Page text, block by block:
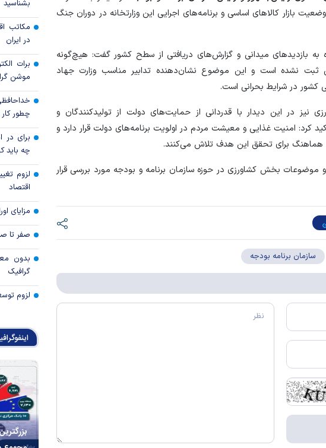
بازار کالا‌های اساسی و برنامه‌های اجرایی این وزارتخانه در دوران جنگ
به بازدید‌های میدانی و گزارش‌های دریافتی از سطح کشور گفت: هیچ‌گونه
ثبت نشده است و این موضوع نشان‌دهنده تدابیر مناسب وزارت جهاد
کشور در شرایط بحرانی است.
نیز در این دیدار با قدردانی از حمایت‌های دولت از تولیدکنندگان و
کرد: امنیت غذایی و معیشت مردم در اولویت برنامه‌های دولت قرار دارد و
هماهنگ برای تحقق این هدف تلاش می‌کنند.
بخش کشاورزی در حوزه سازمان برنامه و بودجه مورد بررسی قرار
سازمان برنامه بودجه
ارز کشور
خرید
بانکی را
بشناسید
مکاتب
در ایران
برات
موشن
چطور
برای در
چه باید
لزوم
اقتصاد
مزایای
صفر تا
بدون
گرافیک
لزوم